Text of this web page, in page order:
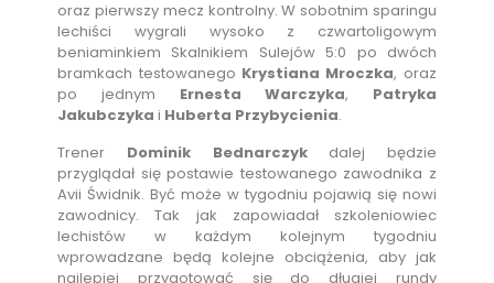
oraz pierwszy mecz kontrolny. W sobotnim sparingu
lechiści wygrali wysoko z czwartoligowym
beniaminkiem Skalnikiem Sulejów 5:0 po dwóch
bramkach testowanego Krystiana Mroczka, oraz
po jednym Ernesta Warczyka, Patryka
Jakubczyka i Huberta Przybycienia.
Trener Dominik Bednarczykdalej będzie
przyglądał się postawie testowanego zawodnika z
Avii Świdnik. Być może w tygodniu pojawią się nowi
zawodnicy. Tak jak zapowiadał szkoleniowiec
lechistów w każdym kolejnym tygodniu
wprowadzane będą kolejne obciążenia, aby jak
najlepiej przygotować się do długiej rundy